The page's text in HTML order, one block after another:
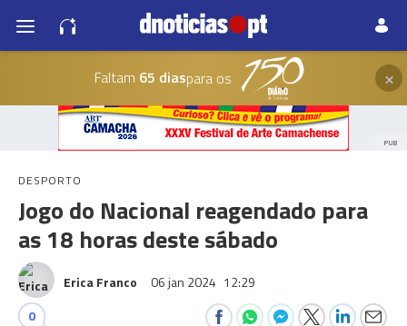
Faltam 65 diaspara os ×
PUB
DESPORTO
Jogo do Nacional reagendado para
as 18 horas deste sábado
Erica Franco 06 jan 2024 12:29
0